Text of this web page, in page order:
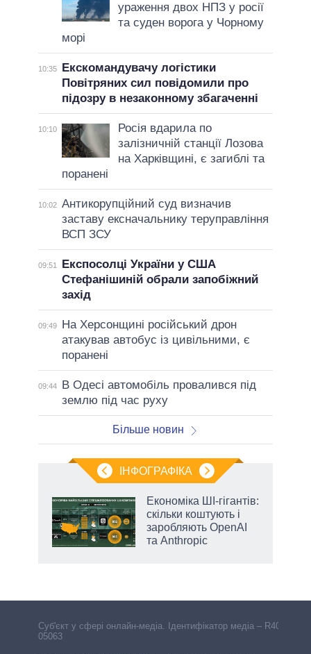
ураження двох НПЗ у росії
та суден ворога у Чорному
морі
10:35
Екскомандувачу логістики
Повітряних сил повідомили про
підозру в незаконному збагаченні
10:10
Росія вдарила по
залізничній станції Лозова
на Харківщині, є загиблі та
поранені
10:02 Антикорупційний суд визначив
заставу ексначальнику теруправління
ВСП ЗСУ
09:51
Експосолці України у США
Стефанішиній обрали запобіжний
захід
09:49
На Херсонщині російський дрон
атакував автобус із цивільними, є
поранені
09:44
В Одесі автомобіль провалився під
землю під час руху
Більше новин
ІНФОГРАФІКА
Економіка ШІ-гігантів:
скільки коштують і
заробляють OpenAI
та Anthropic
Cуб'єкт у сфері онлайн-медіа. Ідентифікатор медіа – R40-
05063